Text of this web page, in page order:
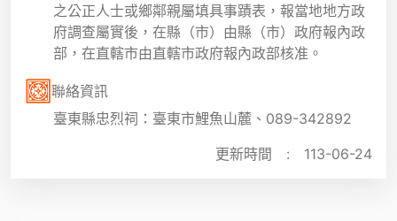
之公正人士或鄉鄰親屬填具事蹟表，報當地地方政
府調查屬實後，在縣（市）由縣（市）政府報內政
部，在直轄市由直轄市政府報內政部核准。
聯絡資訊
臺東縣忠烈祠：臺東市鯉魚山麓、089-342892
更新時間 : 113-06-24